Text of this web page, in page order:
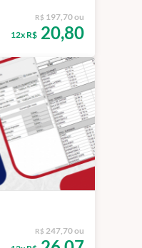
R$ 197,70 ou
12x R$20,80
R$ 247,70 ou